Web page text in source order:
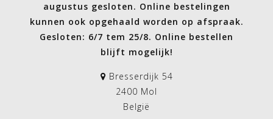
augustus gesloten. Online bestelingen
kunnen ook opgehaald worden op afspraak.
Gesloten: 6/7 tem 25/8. Online bestellen
blijft mogelijk!
Bresserdijk 54
2400 Mol
België